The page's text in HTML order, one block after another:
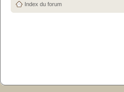
Index du forum